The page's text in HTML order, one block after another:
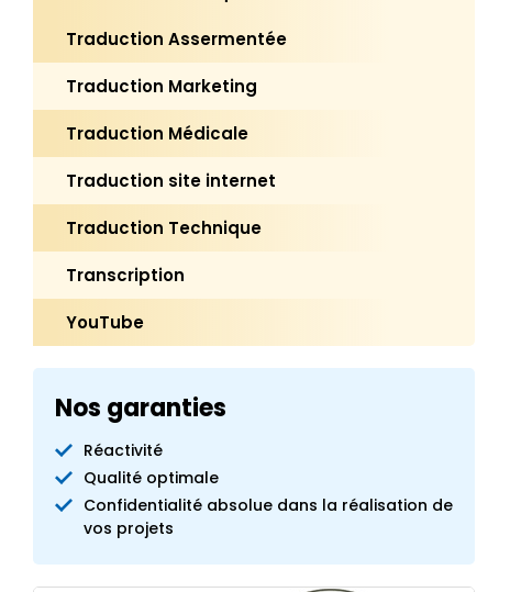
Traduction Assermentée
Traduction Marketing
Traduction Médicale
Traduction site internet
Traduction Technique
Transcription
YouTube
Nos garanties
Réactivité
Qualité optimale
Confidentialité absolue dans la réalisation de
vos projets